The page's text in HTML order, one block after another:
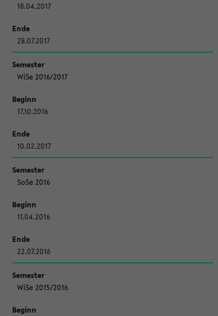
18.04.2017
28.07.2017
WiSe 2016/2017
17.10.2016
10.02.2017
SoSe 2016
11.04.2016
22.07.2016
WiSe 2015/2016